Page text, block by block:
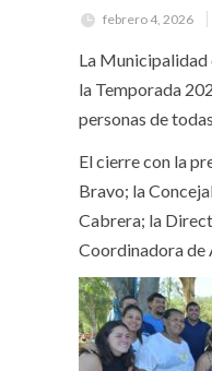
febrero 4, 2026
La Municipalidad
la Temporada
personas de
El cierre con la
Bravo; la
Cabrera; la
Coordinadora de